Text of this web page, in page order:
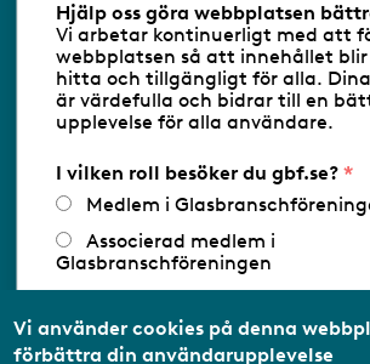
Följ oss via RSS
Databasens namn:www.gbf.se-
Glasbranschföreningen AB - Ansvarig
utgivare: Sofia Wahlgren
Hjälp oss göra webbplatsen
Vi arbetar kontinuerligt med att
webbplatsen så att innehållet
hitta och tillgängligt för alla.
är värdefulla och bidrar till en
upplevelse för alla användare.
I vilken roll besöker du gbf.se?
Medlem i
Associerad medlem i
Glasbranschföreningen
medlemsorganisation/Svenskt
Utbildningsaktör
Vi använder cookies på denna
förbättra din användarupplevelse